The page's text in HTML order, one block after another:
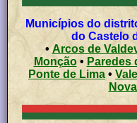
Municípios do distrito de Viana do Castelo - Viana
do Castelo
• Arcos de
Monção• Paredes
Ponte de Lima •